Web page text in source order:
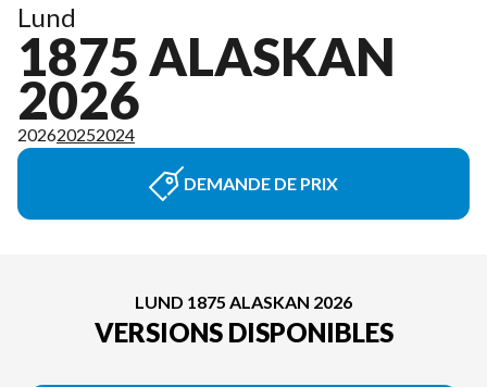
Lund
1875 ALASKAN
2026
202620252024
DEMANDE DE PRIX
LUND 1875 ALASKAN 2026
VERSIONS DISPONIBLES